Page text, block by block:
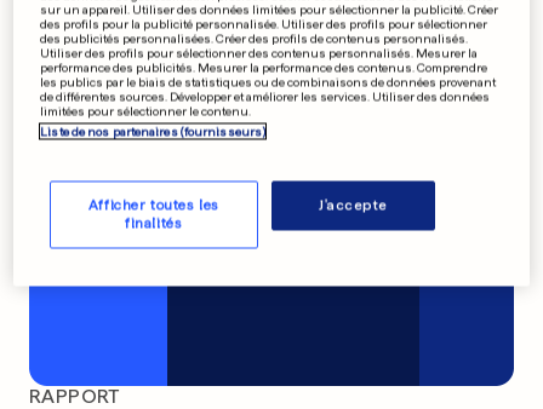
RAPPORT
sur un appareil. Utiliser des données limitées pour sélectionner la publicité. Créer
des profils pour la publicité personnalisée. Utiliser des profils pour sélectionner
des publicités personnalisées. Créer des profils de contenus personnalisés.
Utiliser des profils pour sélectionner des contenus personnalisés. Mesurer la
performance des publicités. Mesurer la performance des contenus. Comprendre
les publics par le biais de statistiques ou de combinaisons de données provenant
de différentes sources. Développer et améliorer les services. Utiliser des données
limitées pour sélectionner le contenu.
Liste de nos partenaires (fournisseurs)
Afficher toutes les
finalités
J'accepte